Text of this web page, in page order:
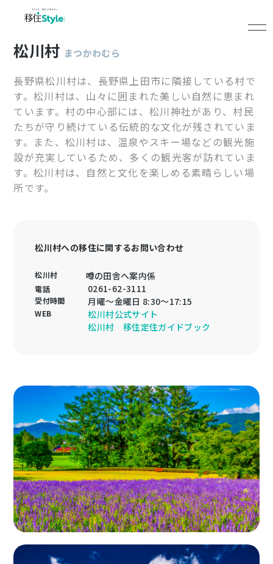
松川村 まつかわむら
長野県松川村は、長野県上田市に隣接している村で
す。松川村は、山々に囲まれた美しい自然に恵まれ
ています。村の中心部には、松川神社があり、村民
たちが守り続けている伝統的な文化が残されていま
す。また、松川村は、温泉やスキー場などの観光施
設が充実しているため、多くの観光客が訪れていま
す。松川村は、自然と文化を楽しめる素晴らしい場
所です。
松川村への移住に関するお問い合わせ
松川村 噂の田舎へ案内係
電話 0261-62-3111
受付時間 月曜～金曜日 8:30～17:15
WEB
松川村公式サイト
松川村 移住定住ガイドブック